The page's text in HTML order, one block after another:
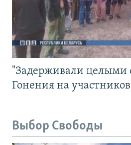
"Задерживали целыми
Гонения на
Выбор Свободы